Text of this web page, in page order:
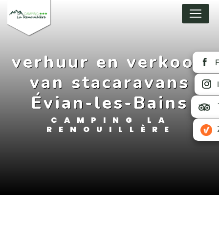
verhuur en verkoop
van stacaravans
Évian-les-Bains
CAMPING LA
RENOUILLÈRE